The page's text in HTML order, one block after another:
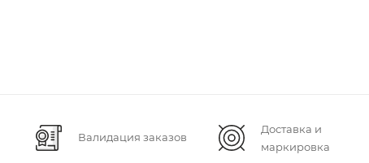
Валидация заказов
Доставка и
маркировка